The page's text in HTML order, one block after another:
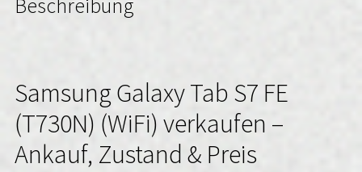
Beschreibung
Samsung Galaxy Tab S7 FE
(T730N) (WiFi) verkaufen –
Ankauf, Zustand & Preis